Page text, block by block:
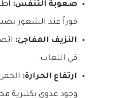
صعوبة التنفس:
فوراً عند الشعور
النزيف المفاجئ:
في اللعاب.
ارتفاع الحرارة:
وجود عدوى بكتيرية